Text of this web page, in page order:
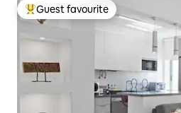
Top guest favourite
Guest favourite